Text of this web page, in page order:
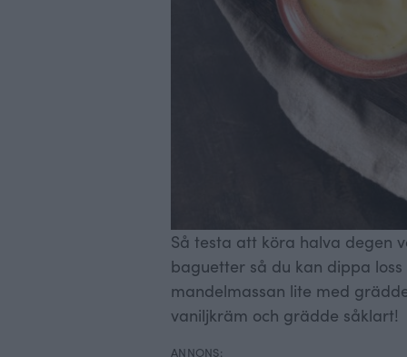
Så testa att köra halva degen
baguetter så du kan dippa
mandelmassan lite med
vaniljkräm och grädde såklart!